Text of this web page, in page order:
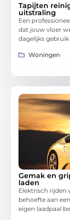
Tapijten
uitstraling
Een
dat jouw vloer
dagelijks
Woningen
Gemak en
laden
Elektrisch rijden
behoefte aan
eigen laadpaal